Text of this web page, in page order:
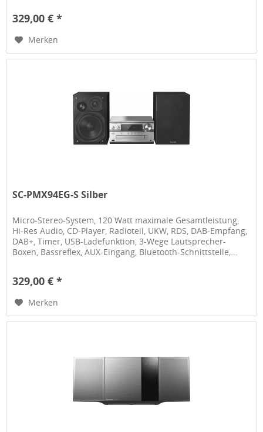
329,00 € *
Merken
SC-PMX94EG-S Silber
Micro-Stereo-System, 120 Watt maximale Gesamtleistung,
Hi-Res Audio, CD-Player, Radioteil, UKW, RDS, DAB-Empfang,
DAB+, Timer, USB-Ladefunktion, 3-Wege Lautsprecher-
Boxen, Bassreflex, AUX-Eingang, Bluetooth-Schnittstelle,...
329,00 € *
Merken